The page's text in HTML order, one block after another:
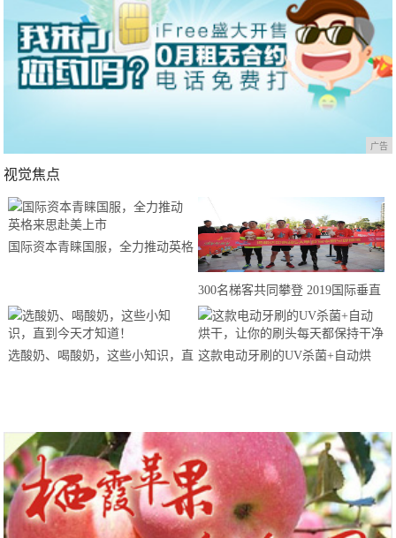
广告
视觉焦点
国际资本青睐国服，全力推动英格
300名梯客共同攀登 2019国际垂直
马拉松超级精英赛顺德海骏达中心
站欢乐开跑
选酸奶、喝酸奶，这些小知识，直 这款电动牙刷的UV杀菌+自动烘